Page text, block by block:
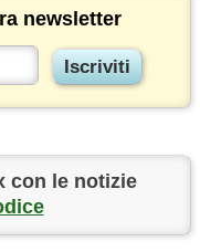
newsletter
con le notizie